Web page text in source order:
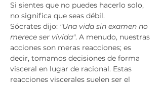
Si sientes que no puedes hacerlo solo,
no significa que seas débil.
Sócrates dijo: "Una vida sin examen no
merece ser vivida". A menudo, nuestras
acciones son meras reacciones; es
decir, tomamos decisiones de forma
visceral en lugar de racional. Estas
reacciones viscerales suelen ser el